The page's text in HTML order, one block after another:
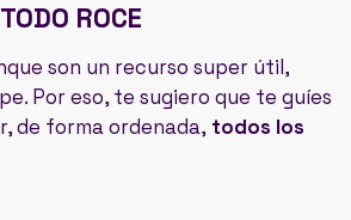
ROCE
son un recurso super útil,
Por eso, te sugiero que te guíes
de forma ordenada, todos los